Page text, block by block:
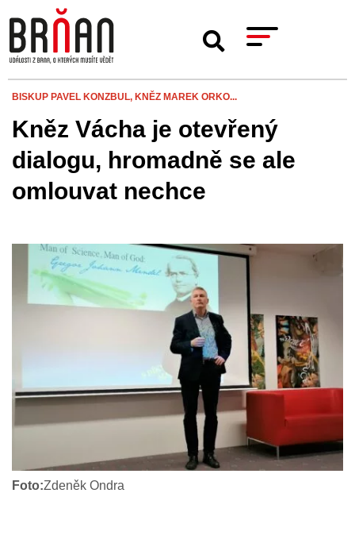
BISKUP PAVEL KONZBUL, KNĚZ MAREK ORKO...
Kněz Vácha je otevřený
dialogu, hromadně se ale
omlouvat nechce
Foto:Zdeněk Ondra